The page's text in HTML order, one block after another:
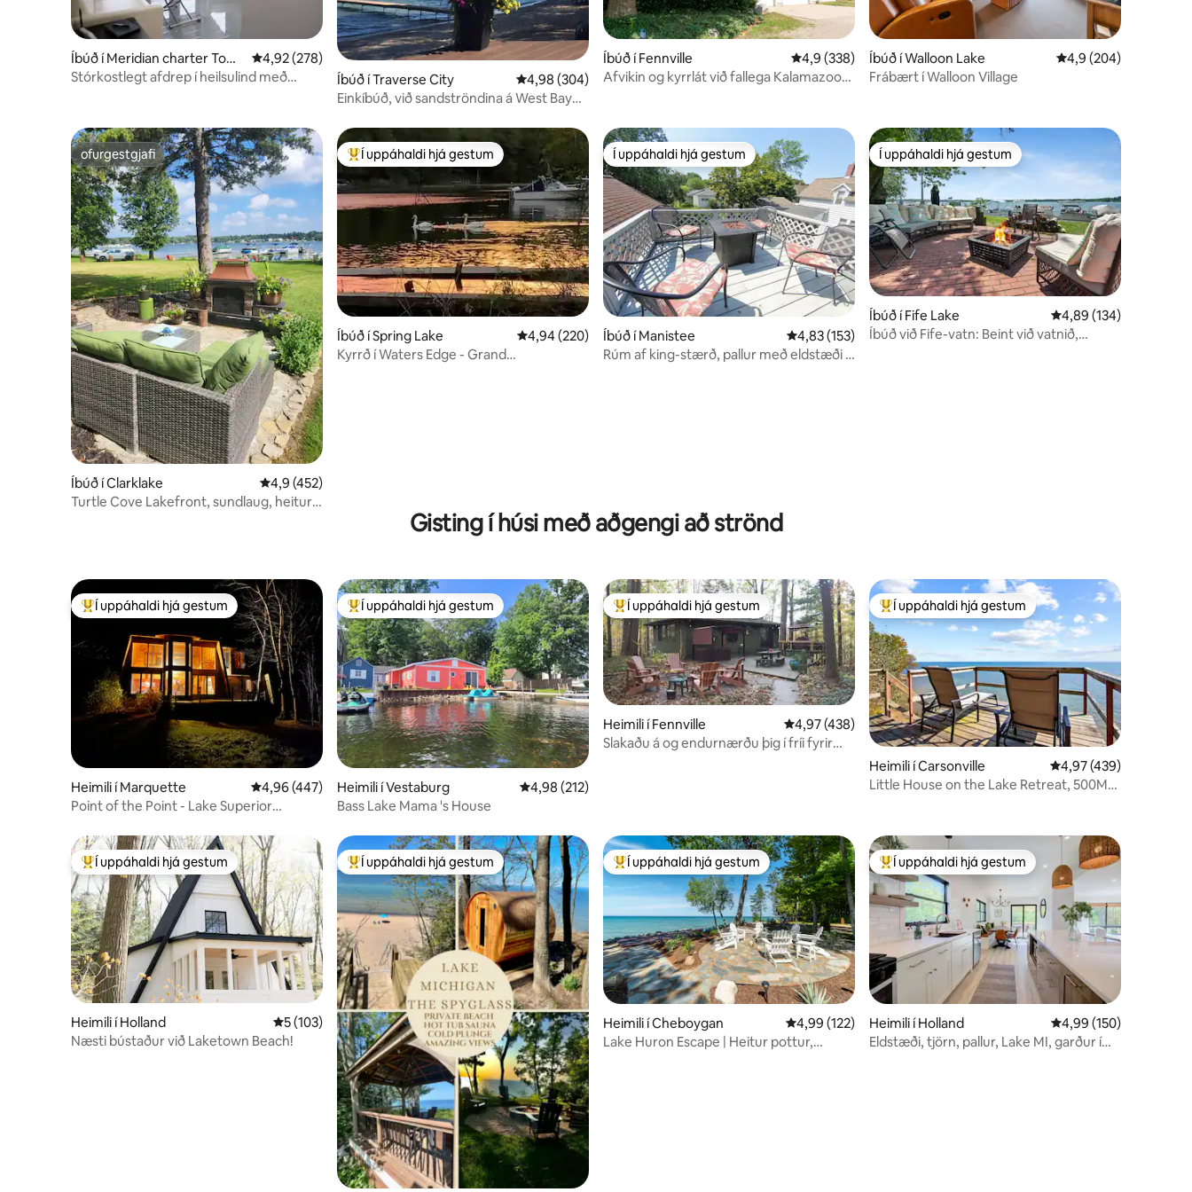
Íbúð í Meridian charter Town
ship
4,92 af 5 í meðaleinkunn, 278 umsagnir
4,92 (278)
Stórkostlegt afdrep í heilsulind með
Íbúð í Traverse City 4,98 af 5 í meðaleinkunn, 304 umsagnir
4,98 (304)
Einkíbúð, við sandströndina á West Bay
Íbúð í Fennville 4,9 af 5 í meðaleinkunn, 338 umsagnir
4,9 (338)
Afvikin og kyrrlát við fallega Kalamazoo-
Íbúð í Walloon Lake 4,9 af 5 í
4,9 (204)
Frábært í Walloon Village
ofurgestgjafi
ofurgestgjafi
Íbúð í Clarklake 4,9 af 5 í meðaleinkunn, 452 umsagnir
4,9 (452)
Turtle Cove Lakefront, sundlaug, heitur
Í mestu uppáhaldi hjá gestum
Í uppáhaldi hjá gestum
Íbúð í Spring Lake 4,94 af 5 í meðaleinkunn, 220 umsagnir
4,94 (220)
Kyrrð í Waters Edge - Grand
Í uppáhaldi hjá gestum
Í uppáhaldi hjá gestum
Íbúð í Manistee 4,83 af 5 í meðaleinkunn, 153 umsagnir
4,83 (153)
Rúm af king-stærð, pallur með eldstæði •
Í uppáhaldi hjá gestum
Í uppáhaldi hjá gestum
Íbúð í Fife Lake 4,89 af 5 í
4,89 (134)
Íbúð við Fife-vatn: Beint við vatnið,
Gisting í húsi með aðgengi að strönd
Í mestu uppáhaldi hjá gestum
Í uppáhaldi hjá gestum
Heimili í Marquette 4,96 af 5 í meðaleinkunn, 447 umsagnir
4,96 (447)
Point of the Point - Lake Superior
Í mestu uppáhaldi hjá gestum
Í uppáhaldi hjá gestum
Heimili í Vestaburg 4,98 af 5 í meðaleinkunn, 212 umsagnir
4,98 (212)
Bass Lake Mama 's House
Í mestu uppáhaldi hjá gestum
Í uppáhaldi hjá gestum
Heimili í Fennville 4,97 af 5 í meðaleinkunn, 438 umsagnir
4,97 (438)
Slakaðu á og endurnærðu þig í fríi fyrir
Í mestu uppáhaldi hjá gestum
Í uppáhaldi hjá gestum
Heimili í Carsonville 4,97 af 5 í
4,97 (439)
Little House on the Lake Retreat, 500M
Í mestu uppáhaldi hjá gestum
Í uppáhaldi hjá gestum
Heimili í Holland 5 af 5 í meðaleinkunn, 103 umsagnir
5 (103)
Næsti bústaður við Laketown Beach!
Í mestu uppáhaldi hjá gestum
Í uppáhaldi hjá gestum Í mestu uppáhaldi hjá gestum
Í uppáhaldi hjá gestum
Heimili í Cheboygan 4,99 af 5 í meðaleinkunn, 122 umsagnir
4,99 (122)
Lake Huron Escape | Heitur pottur,
Í mestu uppáhaldi hjá gestum
Í uppáhaldi hjá gestum
Heimili í Holland 4,99 af 5 í
4,99 (150)
Eldstæði, tjörn, pallur, Lake MI, garður í